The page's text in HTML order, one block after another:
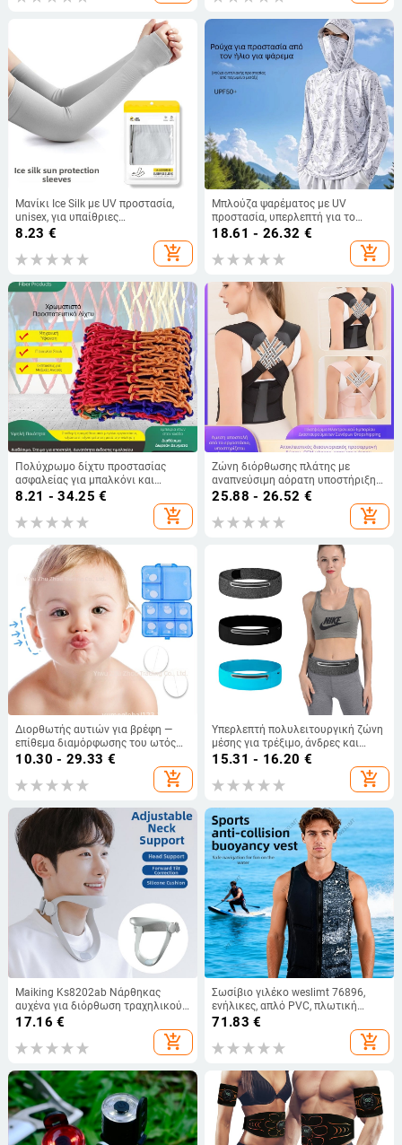
Μανίκι Ice Silk με UV προστασία,
unisex, για υπαίθριες
δραστηριότητες και ποδηλασία
8.23 €
add_shopping_cart
Μπλούζα ψαρέματος με UV
προστασία, υπερλεπτή για το
καλοκαίρι, με κουκούλα και
διαπνέουσα για εξωτερική χρήση
18.61 - 26.32 €
add_shopping_cart
Πολύχρωμο δίχτυ προστασίας
ασφαλείας για μπαλκόνι και
σκάλες, νάιλον πλέγμα κατά
πτώσεων, διακοσμητικό δίχτυ για
παιδιά
8.21 - 34.25 €
add_shopping_cart
Ζώνη διόρθωσης πλάτης με
αναπνεύσιμη αόρατη υποστήριξη
στάσης — μοντέλο Ribbon;
κυκλοφόρησε το 2023;
25.88 - 26.52 €
add_shopping_cart
Διορθωτής αυτιών για βρέφη —
επίθεμα διαμόρφωσης του ωτός
Yumebeauty
10.30 - 29.33 €
add_shopping_cart
Υπερλεπτή πολυλειτουργική ζώνη
μέσης για τρέξιμο, άνδρες και
γυναίκες, υπαίθρια αθλητικά,
εφαρμοστή ζώνη, διαχωρισμός
15.31 - 16.20 €
add_shopping_cart
Maiking Ks8202ab Νάρθηκας
αυχένα για διόρθωση τραχηλικού
τμήματος με ρυθμιζόμενη
υποστήριξη – Ορθοπαιδικός
νάρθηκας αυχένα, CE πιστοποίηση
17.16 €
add_shopping_cart
Σωσίβιο γιλέκο weslimt 76896,
ενήλικες, απλό PVC, πλωτική
βοήθεια για σερφ, θαλάσσιο σκι
71.83 €
add_shopping_cart